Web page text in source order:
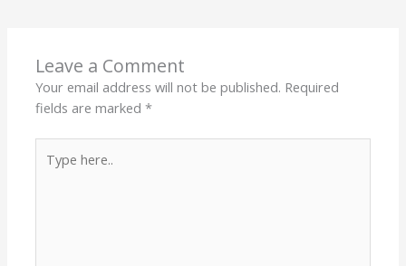
Leave a Comment
Your email address will not be published. Required
fields are marked*
here..